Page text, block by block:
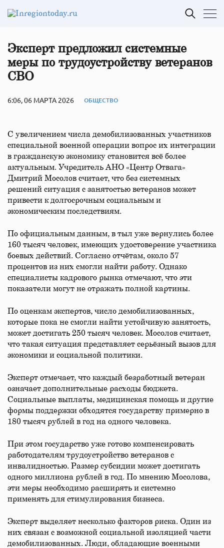
Эксперт предложил системные
меры по трудоустройству ветеранов
СВО
6:06, 06 МАРТА 2026 ОБЩЕСТВО
С увеличением числа демобилизованных участников
специальной военной операции вопрос их интеграции
в гражданскую экономику становится всё более
актуальным. Учредитель АНО «Центр Отвага»
Дмитрий Мосолов считает, что без системных
решений ситуация с занятостью ветеранов может
привести к долгосрочным социальным и
экономическим последствиям.
По официальным данным, в тыл уже вернулись более
160 тысяч человек, имеющих удостоверение участника
боевых действий. Согласно отчётам, около 57
процентов из них смогли найти работу. Однако
специалисты кадрового рынка отмечают, что эти
показатели могут не отражать полной картины.
По оценкам экспертов, число демобилизованных,
которые пока не смогли найти устойчивую занятость,
может достигать 250 тысяч человек. Мосолов считает,
что такая ситуация представляет серьёзный вызов для
экономики и социальной политики.
Эксперт отмечает, что каждый безработный ветеран
означает дополнительные расходы бюджета.
Социальные выплаты, медицинская помощь и другие
формы поддержки обходятся государству примерно в
180 тысяч рублей в год на одного человека.
При этом государство уже готово компенсировать
работодателям трудоустройство ветеранов с
инвалидностью. Размер субсидии может достигать
одного миллиона рублей в год. По мнению Мосолова,
эти меры необходимо расширять и системно
применять для стимулирования бизнеса.
Эксперт выделяет несколько факторов риска. Один из
них связан с возможной социальной изоляцией части
демобилизованных. Люди, обладающие военными